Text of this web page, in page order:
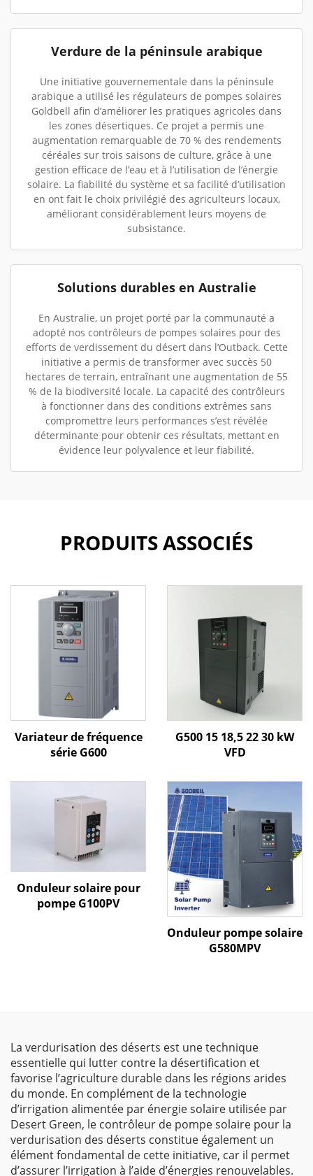
Verdure de la péninsule arabique
Une initiative gouvernementale dans la péninsule
arabique a utilisé les régulateurs de pompes solaires
Goldbell afin d’améliorer les pratiques agricoles dans
les zones désertiques. Ce projet a permis une
augmentation remarquable de 70 % des rendements
céréales sur trois saisons de culture, grâce à une
gestion efficace de l’eau et à l’utilisation de l’énergie
solaire. La fiabilité du système et sa facilité d’utilisation
en ont fait le choix privilégié des agriculteurs locaux,
améliorant considérablement leurs moyens de
subsistance.
Solutions durables en Australie
En Australie, un projet porté par la communauté a
adopté nos contrôleurs de pompes solaires pour des
efforts de verdissement du désert dans l’Outback. Cette
initiative a permis de transformer avec succès 50
hectares de terrain, entraînant une augmentation de 55
% de la biodiversité locale. La capacité des contrôleurs
à fonctionner dans des conditions extrêmes sans
compromettre leurs performances s’est révélée
déterminante pour obtenir ces résultats, mettant en
évidence leur polyvalence et leur fiabilité.
PRODUITS ASSOCIÉS
Variateur de fréquence
série G600
G500 15 18,5 22 30 kW
VFD
Onduleur solaire pour
pompe G100PV
Onduleur pompe solaire
G580MPV
La verdurisation des déserts est une technique
essentielle qui lutter contre la désertification et
favorise l’agriculture durable dans les régions arides
du monde. En complément de la technologie
d’irrigation alimentée par énergie solaire utilisée par
Desert Green, le contrôleur de pompe solaire pour la
verdurisation des déserts constitue également un
élément fondamental de cette initiative, car il permet
d’assurer l’irrigation à l’aide d’énergies renouvelables.